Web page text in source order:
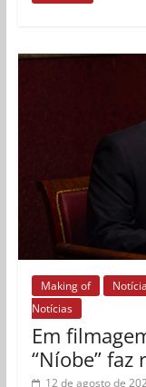
Making of
Notícias
Em
“Níobe”
12 de agosto de